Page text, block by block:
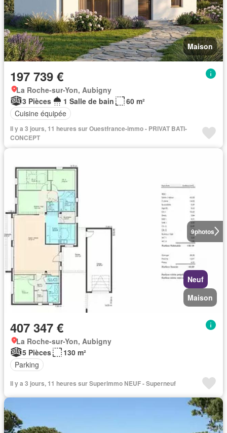
Maison
197 739 €
La Roche-sur-Yon, Aubigny
3 Pièces
1 Salle de bain
60 m²
Cuisine équipée
Il y a 3 jours, 11 heures sur Ouestfrance-immo - PRIVAT BATI-
CONCEPT
9photos
Neuf
Maison
407 347 €
La Roche-sur-Yon, Aubigny
5 Pièces
130 m²
Parking
Il y a 3 jours, 11 heures sur Superimmo NEUF - Superneuf